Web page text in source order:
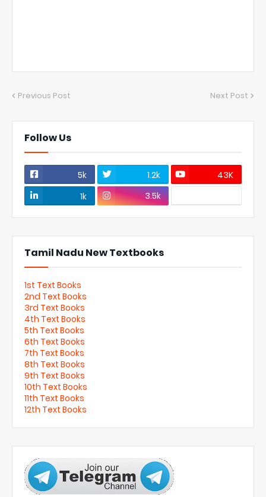
Previous Post Next Post
Follow Us
5k 1.2k
43K
1k
3.5k
Tamil Nadu New Textbooks
1st Text Books
2nd Text Books
3rd Text Books
4th Text Books
5th Text Books
6th Text Books
7th Text Books
8th Text Books
9th Text Books
10th Text Books
11th Text Books
12th Text Books